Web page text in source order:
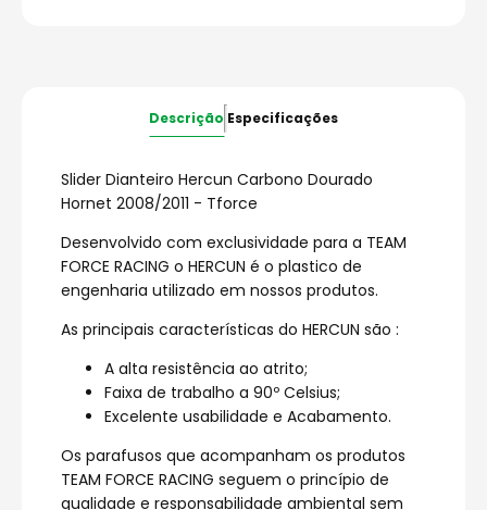
Descrição Especificações
Slider Dianteiro Hercun Carbono Dourado
Hornet 2008/2011 - Tforce
Desenvolvido com exclusividade para a TEAM
FORCE RACING o HERCUN é o plastico de
engenharia utilizado em nossos produtos.
As principais características do HERCUN são :
A alta resistência ao atrito;
Faixa de trabalho a 90º Celsius;
Excelente usabilidade e Acabamento.
Os parafusos que acompanham os produtos
TEAM FORCE RACING seguem o princípio de
qualidade e responsabilidade ambiental sem